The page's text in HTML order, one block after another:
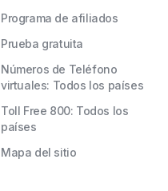
Programa de afiliados
Prueba gratuita
Números de Teléfono
virtuales: Todos los países
Toll Free 800: Todos los
países
Mapa del sitio